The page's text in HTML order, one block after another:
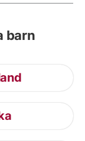
barn